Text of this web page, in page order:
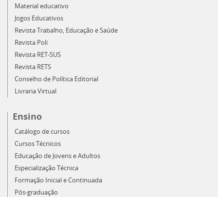
Material educativo
Jogos Educativos
Revista Trabalho, Educação e Saúde
Revista Poli
Revista RET-SUS
Revista RETS
Conselho de Política Editorial
Livraria Virtual
Ensino
Catálogo de cursos
Cursos Técnicos
Educação de Jovens e Adultos
Especialização Técnica
Formação Inicial e Continuada
Pós-graduação